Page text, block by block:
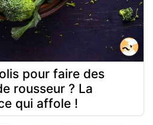
pour faire des
rousseur ? La
qui affole !